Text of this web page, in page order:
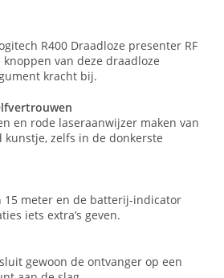
R400 Draadloze presenter RF
van deze draadloze
kracht bij.
en rode laseraanwijzer maken van
kunstje, zelfs in de donkerste
15 meter en de batterij-indicator
iets extra’s geven.
gewoon de ontvanger op een